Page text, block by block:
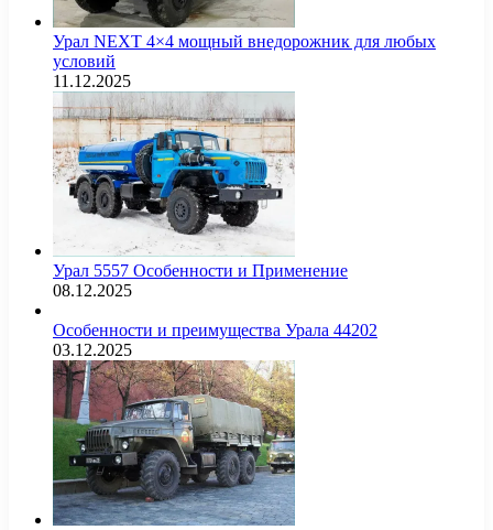
Урал NEXT 4×4 мощный внедорожник для любых
условий
11.12.2025
Урал 5557 Особенности и Применение
08.12.2025
Особенности и преимущества Урала 44202
03.12.2025